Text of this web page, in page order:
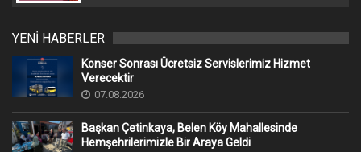
YENİ HABERLER
Konser Sonrası Ücretsiz Servislerimiz Hizmet
Verecektir
07.08.2026
Başkan Çetinkaya, Belen Köy Mahallesinde
Hemşehrilerimizle Bir Araya Geldi